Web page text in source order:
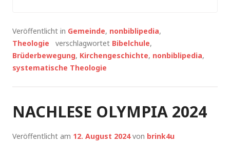
Veröffentlicht in Gemeinde, nonbiblipedia,
Theologie
verschlagwortet Bibelchule,
Brüderbewegung, Kirchengeschichte, nonbiblipedia,
systematische Theologie
NACHLESE OLYMPIA 2024
Veröffentlicht am 12. August 2024von brink4u